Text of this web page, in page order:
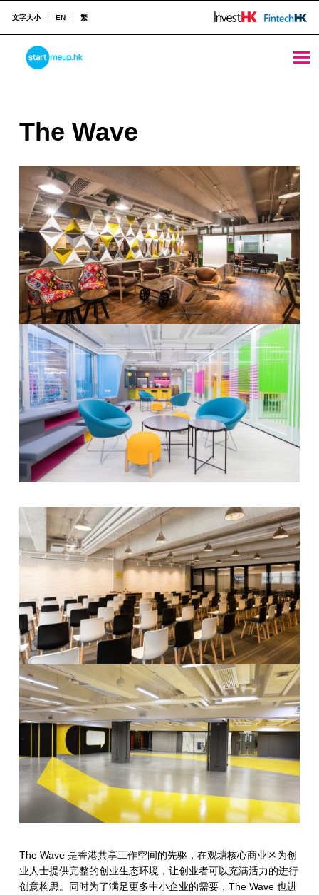
STARTMEUPHK
STARTMEUPHK FESTIVAL IS THE LEADING STARTUP AND INNOVATION CONFERENCE EVENT IN HONG KONG
文字大小 EN 繁
T
h
e
W
a
v
e
The Wave
The Wave 是香港共享工作空间的先驱，在观塘核心商业区为创
业人士提供完整的创业生态环境，让创业者可以充满活力的进行
创意构思。同时为了满足更多中小企业的需要，The Wave 也进